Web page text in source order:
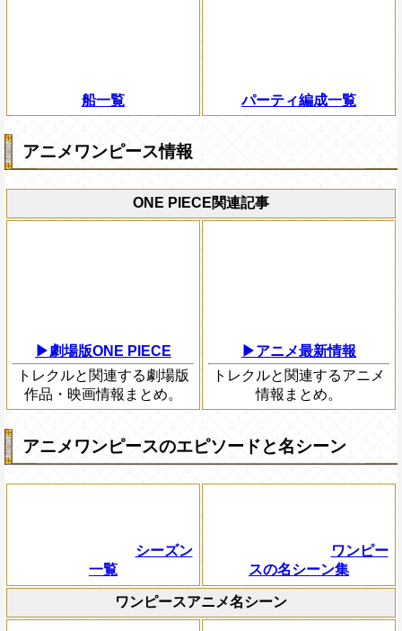
船一覧 パーティ編成一覧
アニメワンピース情報
ONE PIECE関連記事
▶劇場版ONE PIECE
トレクルと関連する劇場版
作品・映画情報まとめ。
▶アニメ最新情報
トレクルと関連するアニメ
情報まとめ。
アニメワンピースのエピソードと名シーン
シーズン
一覧
ワンピー
スの名シーン集
ワンピースアニメ名シーン